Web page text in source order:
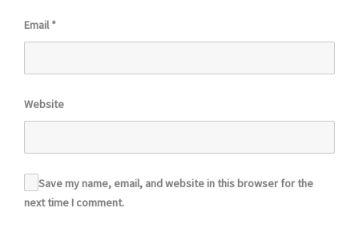
Email*
Website
Save my name, email, and website in this browser for the
next time I comment.